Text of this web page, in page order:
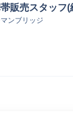
販売スタッフ
ンブリッジ